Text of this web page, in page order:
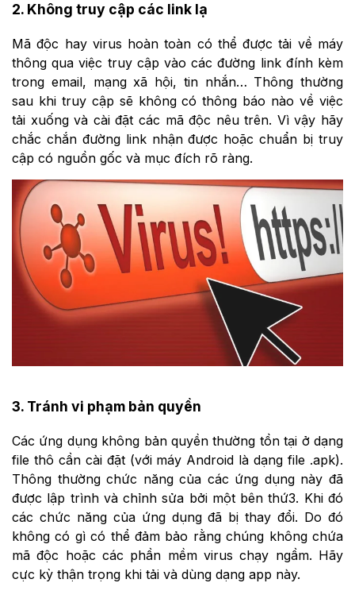
2. Không truy cập các link lạ
Mã độc hay virus hoàn toàn có thể được tải về máy
thông qua việc truy cập vào các đường link đính kèm
trong email, mạng xã hội, tin nhắn… Thông thường
sau khi truy cập sẽ không có thông báo nào về việc
tải xuống và cài đặt các mã độc nêu trên. Vì vậy hãy
chắc chắn đường link nhận được hoặc chuẩn bị truy
cập có nguồn gốc và mục đích rõ ràng.
3. Tránh vi phạm bản quyền
Các ứng dụng không bản quyền thường tồn tại ở dạng
file thô cần cài đặt (với máy Android là dạng file .apk).
Thông thường chức năng của các ứng dụng này đã
được lập trình và chỉnh sửa bởi một bên thứ3. Khi đó
các chức năng của ứng dụng đã bị thay đổi. Do đó
không có gì có thể đảm bảo rằng chúng không chứa
mã độc hoặc các phần mềm virus chạy ngầm. Hãy
cực kỳ thận trọng khi tải và dùng dạng app này.